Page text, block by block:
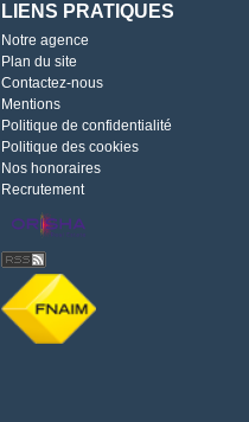
LIENS PRATIQUES
Notre agence
Plan du site
Contactez-nous
Mentions
Politique de confidentialité
Politique des cookies
Nos honoraires
Recrutement